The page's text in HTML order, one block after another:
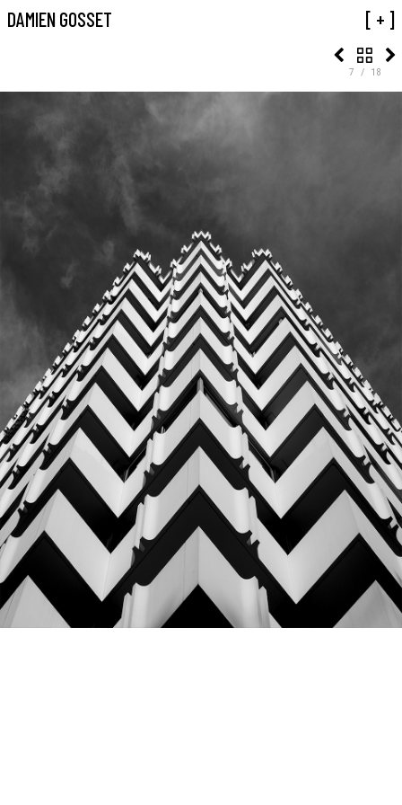
DAMIEN GOSSET [ + ]
01 TRIANGLES
7 / 18